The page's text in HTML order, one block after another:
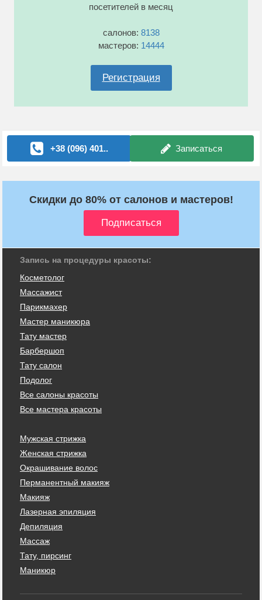
посетителей в месяц
салонов: 8138
мастеров: 14444
Регистрация
+38 (096) 401.. Записаться
Скидки до 80% от салонов и мастеров!
Запись на процедуры красоты:
Косметолог
Массажист
Парикмахер
Мастер маникюра
Тату мастер
Барбершоп
Тату салон
Подолог
Все салоны красоты
Все мастера красоты
Мужская стрижка
Женская стрижка
Окрашивание волос
Перманентный макияж
Макияж
Лазерная эпиляция
Депиляция
Массаж
Тату, пирсинг
Маникюр